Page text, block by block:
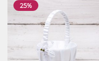
25%